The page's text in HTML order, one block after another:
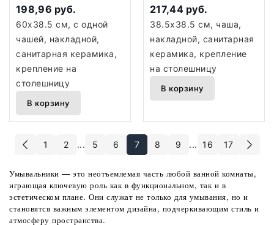
белый)
198,96 руб.
60x38.5 см, с одной
чашей, накладной,
санитарная керамика,
крепление на
столешницу
В корзину
белый)
217,44 руб.
38.5x38.5 см, чаша,
накладной, санитарная
керамика, крепление
на столешницу
В корзину
1 2 ... 5 6 7 8 9 ... 16 17
Умывальники — это неотъемлемая часть любой ванной комнаты,
играющая ключевую роль как в функциональном, так и в
эстетическом плане. Они служат не только для умывания, но и
становятся важным элементом дизайна, подчеркивающим стиль и
атмосферу пространства.